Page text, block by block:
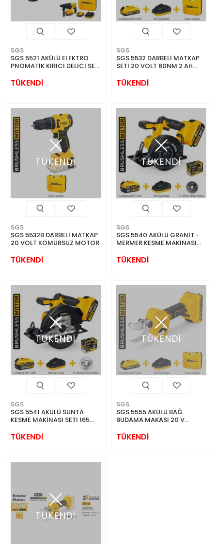
SGS
SGS 5521 AKÜLÜ ELEKTRO
PNÖMATİK KIRICI DELİCİ SETİ
(KÖMÜRSÜZ MOTOR)
TÜKENDİ
SGS
SGS 5532 DARBELİ MATKAP
SETİ 20 VOLT 60NM 2 AH
TÜKENDİ
TÜKENDİ
SGS
SGS 5532B DARBELİ MATKAP
20 VOLT KÖMÜRSÜZ MOTOR
TÜKENDİ
TÜKENDİ
SGS
SGS 5540 AKÜLÜ GRANİT -
MERMER KESME MAKİNASI
KÖMÜRSÜZ
TÜKENDİ
TÜKENDİ
SGS
SGS 5541 AKÜLÜ SUNTA
KESME MAKİNASI SETİ 165
MOTOR
TÜKENDİ
TÜKENDİ
SGS
SGS 5555 AKÜLÜ BAĞ
BUDAMA MAKASI 20 V
TÜKENDİ
TÜKENDİ